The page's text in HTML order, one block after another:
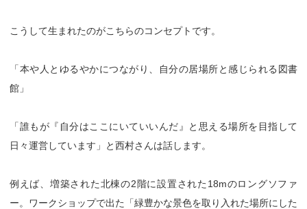
こうして生まれたのがこちらのコンセプトです。
「本や人とゆるやかにつながり、自分の居場所と感じられる図書
館」
「誰もが『自分はここにいていいんだ』と思える場所を目指して
日々運営しています」と西村さんは話します。
例えば、増築された北棟の2階に設置された18mのロングソファ
ー。ワークショップで出た「緑豊かな景色を取り入れた場所にした